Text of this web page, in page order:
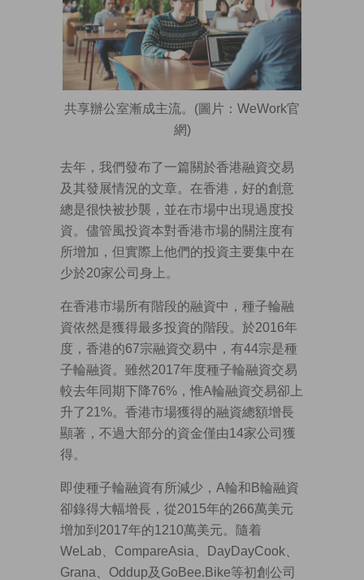
共享辦公室漸成主流。(圖片：WeWork官
網)
去年，我們發布了一篇關於香港融資交易
及其發展情況的文章。在香港，好的創意
總是很快被抄襲，並在市場中出現過度投
資。儘管風投資本對香港市場的關注度有
所增加，但實際上他們的投資主要集中在
少於20家公司身上。
在香港市場所有階段的融資中，種子輪融
資依然是獲得最多投資的階段。於2016年
度，香港的67宗融資交易中，有44宗是種
子輪融資。雖然2017年度種子輪融資交易
較去年同期下降76%，惟A輪融資交易卻上
升了21%。香港市場獲得的融資總額增長
顯著，不過大部分的資金僅由14家公司獲
得。
即使種子輪融資有所減少，A輪和B輪融資
卻錄得大幅增長，從2015年的266萬美元
增加到2017年的1210萬美元。隨着
WeLab、CompareAsia、DayDayCook、
Grana、Oddup及GoBee.Bike等初創公司